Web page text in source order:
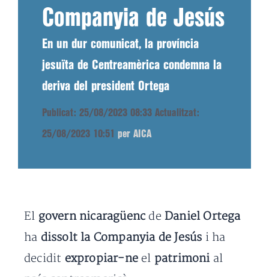
Companyia de Jesús
En un dur comunicat, la província
jesuïta de Centreamèrica condemna la
deriva del president Ortega
Publicat: 25/08/2023 08:33 Actualitzat:
25/08/2023 10:51 per AICA
El govern nicaragüencde Daniel Ortega
ha dissolt la Companyia de Jesús i ha
decidit expropiar-ne el patrimonial